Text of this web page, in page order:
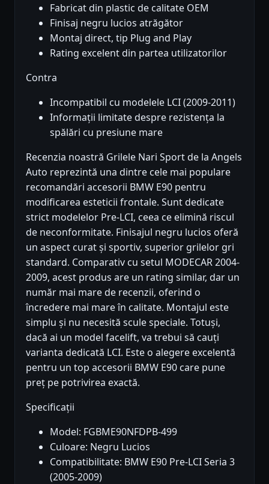
Fabricat din plastic de calitate OEM
Finisaj negru lucios atrăgător
Montaj direct, tip Plug and Play
Rating excelent din partea utilizatorilor
Contra
Incompatibil cu modelele LCI (2009-2011)
Informații limitate despre rezistența la
spălări cu presiune mare
Recenzia noastră Grilele Nari Sport de la Angels
Auto reprezintă una dintre cele mai populare
recomandări accesorii BMW E90 pentru
modificarea esteticii frontale. Sunt dedicate
strict modelelor Pre-LCI, ceea ce elimină riscul
de neconformitate. Finisajul negru lucios oferă
un aspect curat și sportiv, superior grilelor gri
standard. Comparativ cu setul MODECAR 2004-
2009, acest produs are un rating similar, dar un
număr mai mare de recenzii, oferind o
încredere mai mare în calitate. Montajul este
simplu și nu necesită scule speciale. Totuși,
dacă ai un model facelift, va trebui să cauți
varianta dedicată LCI. Este o alegere excelentă
pentru un top accesorii BMW E90 care pune
preț pe potrivirea exactă.
Specificații
Model: FGBME90NFDPB-499
Culoare: Negru Lucios
Compatibilitate: BMW E90 Pre-LCI Seria 3
(2005-2009)